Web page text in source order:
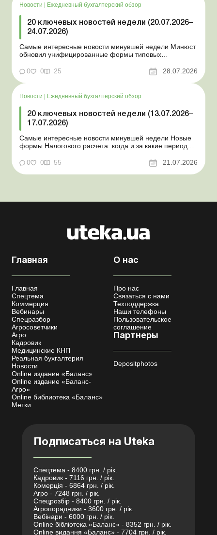
Новости | Ежедневный бухгалтерский обзор
20 ключевых новостей недели (20.07.2026–
24.07.2026)
Самые интересные новости минувшей недели Минюст
обновил унифицированные формы типовых
новость о создании координационного центра по
статус «в розыске»: что нужно знать работодателям
Закон о ВПЛ: ка...
0 0 25 28.07.2026
Новости Ежедневный бухгалтерский обзор
20 ключевых новостей недели (13.07.2026–
17.07.2026)
Самые интересные новости минувшей недели Новые
формы Налогового расчета: когда и за какие периоды
переоформления отсрочки от призыва во время
Координационный центр по организации
0 0 55 21.07.2026
Главная
Главная
Спецтема
Коммерция
Вебинары
Спецразбор
Агросоветчики
Агро
Кадровик
Медицинские КНП
Реальная бухгалтерия
Новости
Online издание «Баланс»
Online издание «Баланс-
Агро»
Online библиотека «Баланс»
Метки
О нас
Про нас
Связаться с нами
Техподдержка
Наши телефоны
Пользовательское
соглашение
Партнеры
Depositphotos
Подписаться на Uteka
Спецтема - 8400 грн. / рік.
Кадровик - 7116 грн. / рік.
Комерція - 6864 грн. / рік.
Агро - 7248 грн. / рік.
Спецрозбір - 8400 грн. / рік.
Агропорадники - 3600 грн. / рік.
Вебінари - 6000 грн. / рік.
Online бібліотека «Баланс» - 8352 грн. / рік.
Online видання «Баланс» - 7704 грн. / рік.